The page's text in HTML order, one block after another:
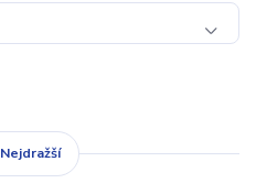
Nejdražší